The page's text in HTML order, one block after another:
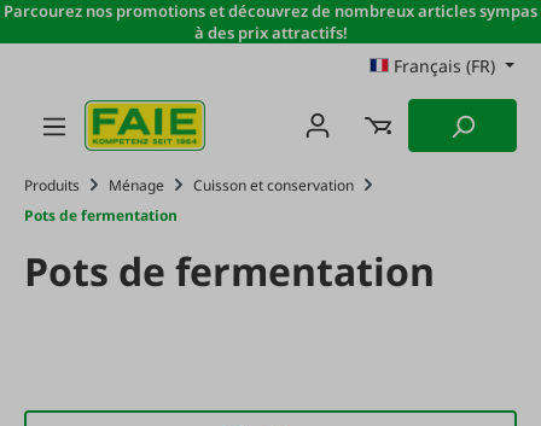
Passer au contenu principal
Parcourez nos promotions et découvrez de nombreux articles sympas
à des prix attractifs!
Français (FR)
Produits Ménage
Cuisson et conservation
Pots de fermentation
Pots de fermentation